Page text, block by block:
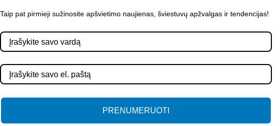
Ilgis:
Plotis:
Aukštis:
Taip pat pirmieji sužinosite apšvietimo naujienas, šviestuvų apžvalgas ir tendencijas!
PRENUMERUOTI